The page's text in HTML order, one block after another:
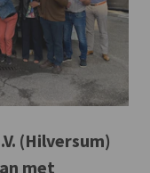
(Hilversum)
met